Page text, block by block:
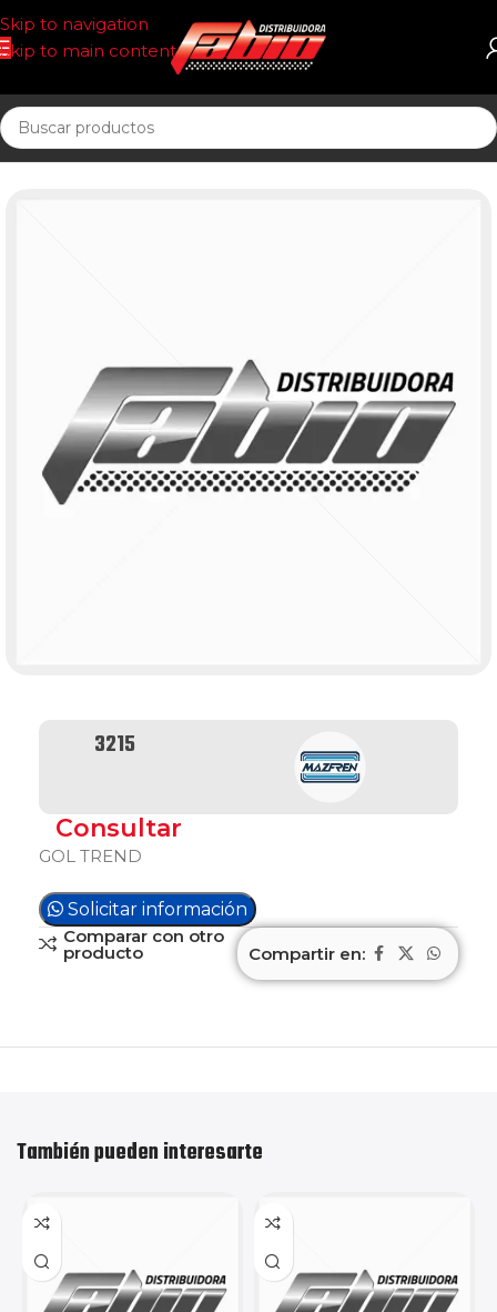
Skip to navigation
Skip to main content
Inicio PASTILLAS DE FRENO
3215
Consultar
GOL TREND
Solicitar información
Comparar con otro
producto Compartir en:
También pueden interesarte